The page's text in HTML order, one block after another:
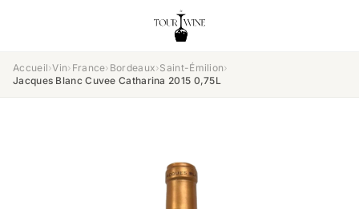
Accueil›Vin› France› Bordeaux›Saint-Émilion›
Jacques Blanc Cuvee Catharina 2015 0,75L